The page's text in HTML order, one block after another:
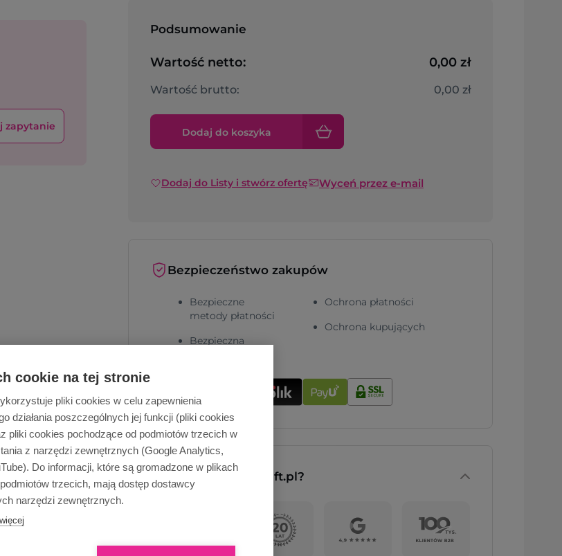
cookie na tej stronie
pliki cookies w celu zapewnienia
działania poszczególnych jej funkcji (pliki cookies
pliki cookies pochodzące od podmiotów trzecich w
z narzędzi zewnętrznych (Google Analytics,
Do informacji, które są gromadzone w plikach
trzecich, mają dostęp dostawcy
narzędzi zewnętrznych.
zapytanie
Podsumowanie
Wartość netto: 0,00 zł
Wartość brutto: 0,00 zł
Dodaj do koszyka
Dodaj do Listy i stwórz ofertę Wyceń przez e-mail
Bezpieczeństwo zakupów
Bezpieczne
metody płatności
Bezpieczna
Ochrona płatności
Ochrona kupujących
Dlaczego OpenGift.pl?